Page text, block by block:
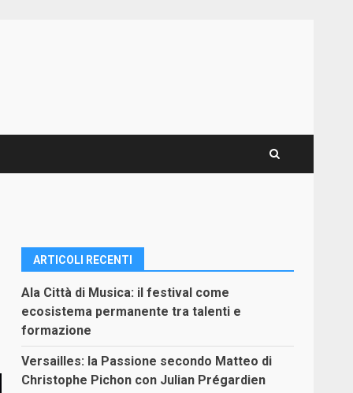
ARTICOLI RECENTI
Ala Città di Musica: il festival come
ecosistema permanente tra talenti e
formazione
Versailles: la Passione secondo Matteo di
Christophe Pichon con Julian Prégardien